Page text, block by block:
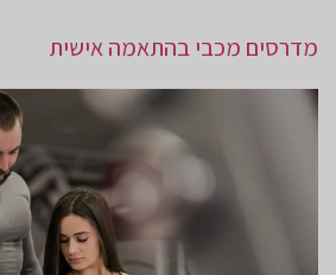
מדרסים מכבי בהתאמה אישית